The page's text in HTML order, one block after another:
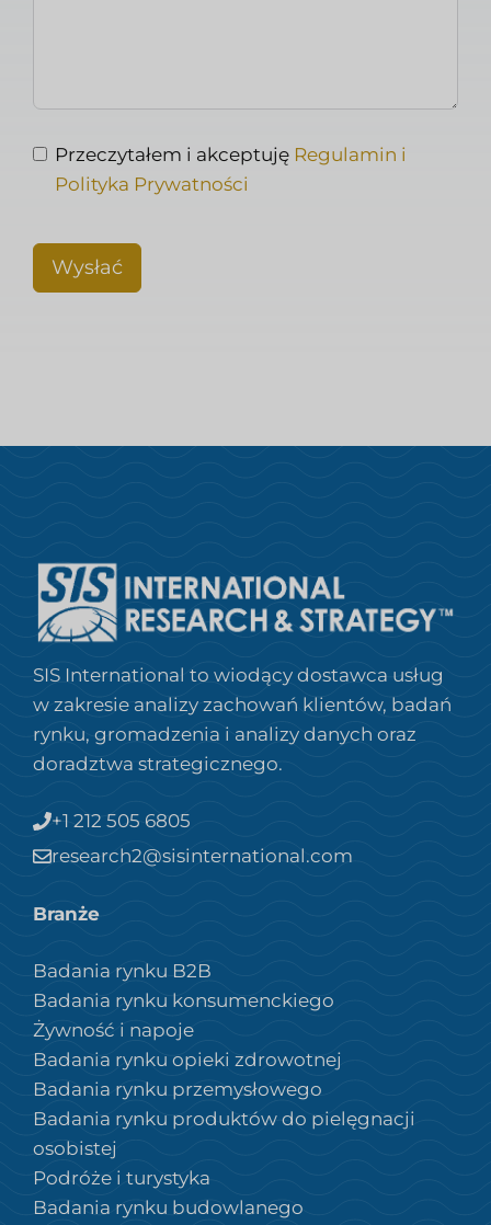
Przeczytałem i akceptuję Regulamin i
Polityka Prywatności
Wysłać
SIS International to wiodący dostawca usług
w zakresie analizy zachowań klientów, badań
rynku, gromadzenia i analizy danych oraz
doradztwa strategicznego.
+1 212 505 6805
research2@sisinternational.com
Branże
Badania rynku B2B
Badania rynku konsumenckiego
Żywność i napoje
Badania rynku opieki zdrowotnej
Badania rynku przemysłowego
Badania rynku produktów do pielęgnacji
osobistej
Podróże i turystyka
Badania rynku budowlanego